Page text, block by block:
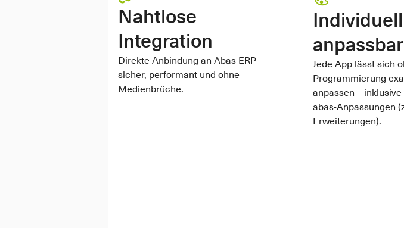
Nahtlose
Integration
Direkte Anbindung an Abas ERP –
sicher, performant und ohne
Medienbrüche.
Individuell
anpassbar
Jede App lässt sich
Programmierung
anpassen –
abas-Anpassungen
Erweiterungen).